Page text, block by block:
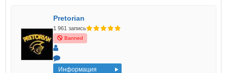
Pretorian
1 961 запись
Banned
Информация